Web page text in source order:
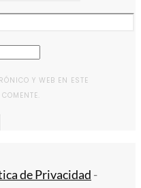
Y WEB EN ESTE
de Privacidad -